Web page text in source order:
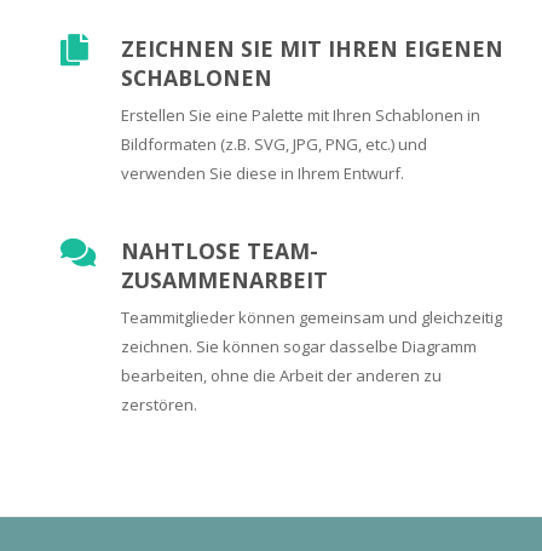
ZEICHNEN SIE MIT IHREN EIGENEN
SCHABLONEN
Erstellen Sie eine Palette mit Ihren Schablonen in
Bildformaten (z.B. SVG, JPG, PNG, etc.) und
verwenden Sie diese in Ihrem Entwurf.
NAHTLOSE TEAM-
ZUSAMMENARBEIT
Teammitglieder können gemeinsam und gleichzeitig
zeichnen. Sie können sogar dasselbe Diagramm
bearbeiten, ohne die Arbeit der anderen zu
zerstören.